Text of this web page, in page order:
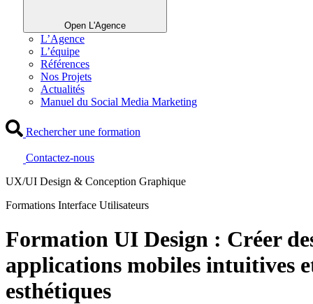
Open L'Agence
L’Agence
L’équipe
Références
Nos Projets
Actualités
Manuel du Social Media Marketing
Rechercher une formation
Contactez-nous
UX/UI Design & Conception Graphique
Formations Interface Utilisateurs
Formation UI Design : Créer
applications mobiles intuitives
esthétiques